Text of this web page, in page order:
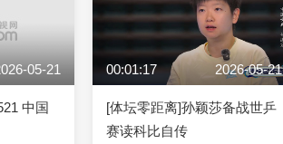
05-21
中国
00:01:17 2026-05-21
[体坛零距离]孙颖莎备战世乒
赛读科比自传